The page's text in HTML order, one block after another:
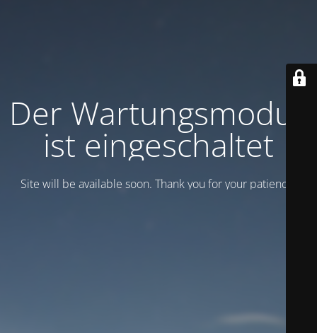
Der Wartungsmodus
ist eingeschaltet
Site will be available soon. Thank you for your patience!